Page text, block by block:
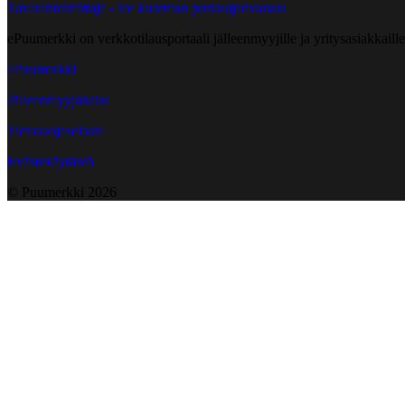
Tavarantoimittaja - tee kuorman purkuajanvaraus
ePuumerkki on verkkotilausportaali jälleenmyyjille ja
ePuumerkki
Jälleenmyyjähaku
Tietosuojaseloste
Evästekäytäntö
© Puumerkki 2026